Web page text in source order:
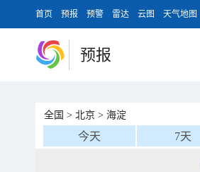
首页 预报 预警 雷达 云图 天气地图
预报
全国 > 北京 > 海淀
今天 7天